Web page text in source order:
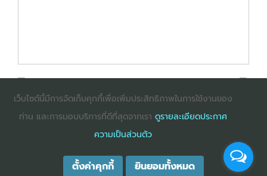
: InternetExplorer เวอร์ชั่น 10 ขึ้นไป
: Chrome เวอร์ชั่น 58 ขึ้นไป
COPYRIGHT ©2025DHARMNITI SEMINAR AND TRAINING CO., LTDALL
เว็บไซต์นี้มีการจัดเก็บคุกกี้เพื่อเพิ่มประสิทธิภาพในการใช้งานของ
ท่าน และการมอบบริการที่ดีที่สุดจากเรา ดูรายละเอียดประกาศ
ความเป็นส่วนตัว
ตั้งค่าคุกกี้ ยินยอมทั้งหมด